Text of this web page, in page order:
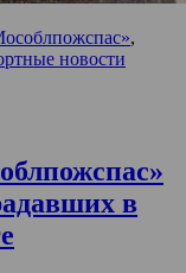
,
новости
в